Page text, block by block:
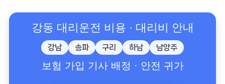
강동 대리운전 비용 · 대리비 안내
강남 송파 구리 하남 남양주
보험 가입 기사 배정 · 안전 귀가